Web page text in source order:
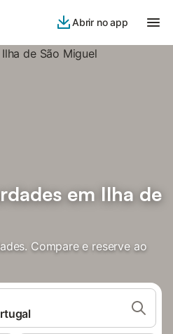
Abrir no app
em Ilha de
Compare e reserve ao